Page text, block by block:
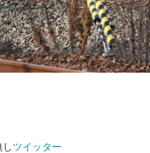
ツイッター